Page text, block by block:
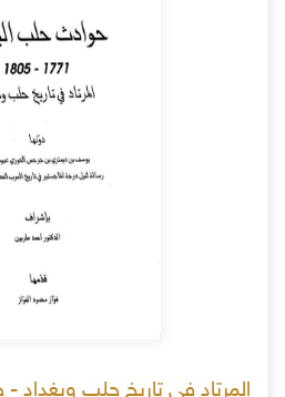
المرتاد في تاريخ حلب وبغداد -